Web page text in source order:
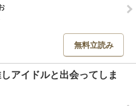
無料立読み
アイドルと出会ってしま